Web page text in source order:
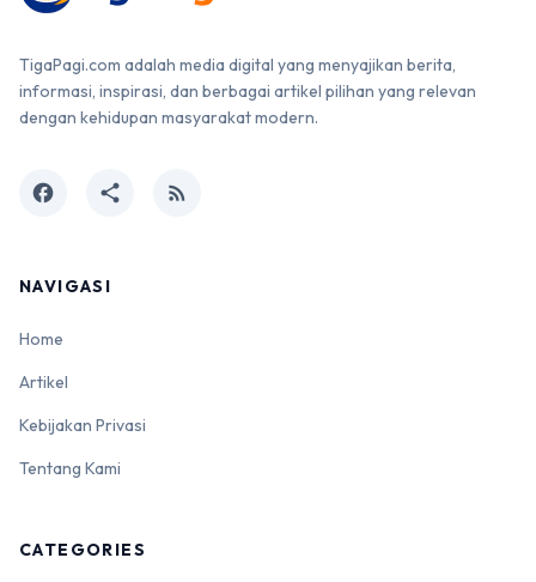
TigaPagi.com adalah media digital yang menyajikan berita,
informasi, inspirasi, dan berbagai artikel pilihan yang relevan
dengan kehidupan masyarakat modern.
facebook share rss_feed
NAVIGASI
Home
Artikel
Kebijakan Privasi
Tentang Kami
CATEGORIES